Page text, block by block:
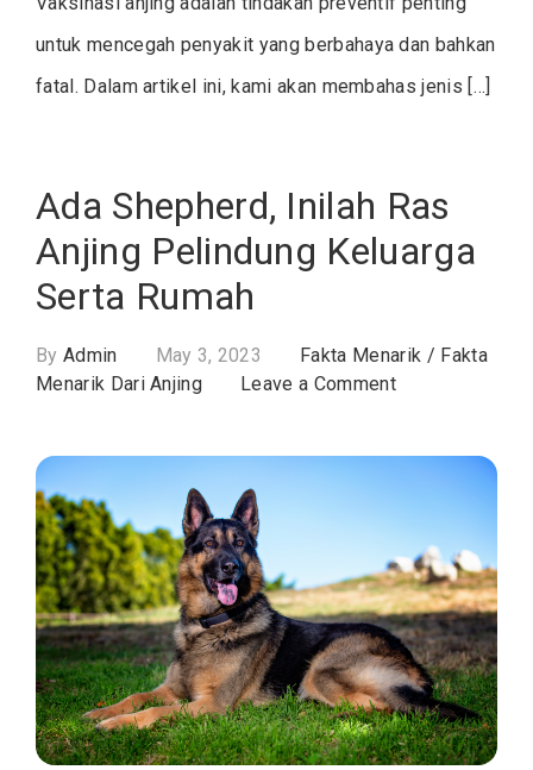
untuk mencegah penyakit yang berbahaya dan bahkan
fatal. Dalam artikel ini, kami akan membahas jenis […]
Ada Shepherd, Inilah Ras
Anjing Pelindung Keluarga
Serta Rumah
By Admin May 3, 2023 Fakta Menarik / Fakta
Menarik Dari Anjing
Leave a Commenton
Pelindung
Keluarga
Serta
Rumah